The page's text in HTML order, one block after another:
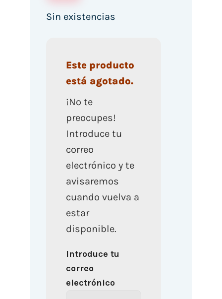
Sin existencias
Este producto
está agotado.
¡No te
preocupes!
Introduce tu
correo
electrónico y te
avisaremos
cuando vuelva a
estar
disponible.
Introduce tu
correo
electrónico